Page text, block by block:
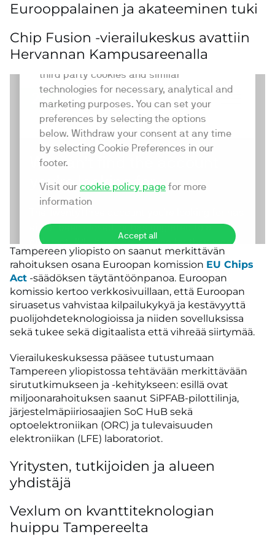
Eurooppalainen ja akateeminen tuki
Chip Fusion -vierailukeskus avattiin
Hervannan Kampusareenalla
Tampereen yliopisto on saanut merkittävän
rahoituksen osana Euroopan komission EU Chips
Act -säädöksen täytäntöönpanoa. Euroopan
komissio kertoo verkkosivuillaan, että Euroopan
siruasetus vahvistaa kilpailukykyä ja kestävyyttä
puolijohdeteknologioissa ja niiden sovelluksissa
sekä tukee sekä digitaalista että vihreää siirtymää.
Vierailukeskuksessa pääsee tutustumaan
Tampereen yliopistossa tehtävään merkittävään
sirututkimukseen ja -kehitykseen: esillä ovat
miljoonarahoituksen saanut SiPFAB-pilottilinja,
järjestelmäpiiriosaajien SoC HuB sekä
optoelektroniikan (ORC) ja tulevaisuuden
elektroniikan (LFE) laboratoriot.
Yritysten, tutkijoiden ja alueen
yhdistäjä
Vexlum on kvanttiteknologian
huippu Tampereelta